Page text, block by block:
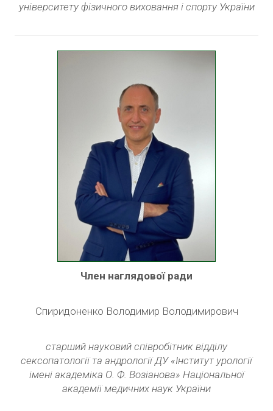
університету фізичного виховання і спорту України
Член наглядової ради
Спиридоненко Володимир Володимирович
старший науковий співробітник відділу
сексопатології та андрології ДУ «Інститут урології
імені академіка О. Ф. Возіанова» Національної
академії медичних наук України